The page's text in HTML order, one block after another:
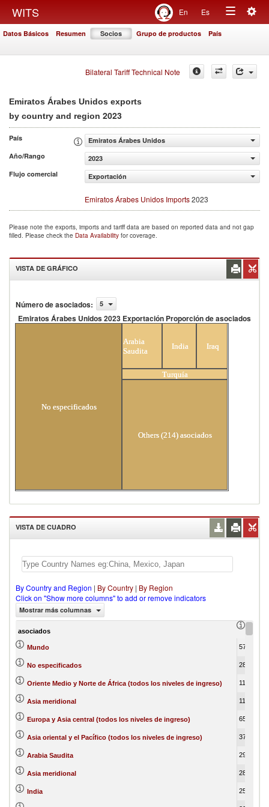
WITS En Es
Toggle
Datos Básicos Resumen Socios Grupo de productos País
Bilateral Tariff Technical Note
Emiratos Árabes Unidos exports
by country and region 2023
País
Emiratos Árabes Unidos
Año/Rango
2023
Flujo comercial
Exportación
Emiratos Árabes Unidos Imports2023
Please note the exports, imports and tariff data are based on reported data and not gap
filled. Please check the Data Availability for coverage.
VISTA DE GRÁFICO
Número de asociados: 5
Emiratos Árabes Unidos 2023 Exportación Proporción de asociados
No especificados
Arabia
Saudita
India Iraq
Turquía
Others (214) asociados
VISTA DE CUADRO
By Country and Region | By Country | By Region
Click on "Show more columns" to add or remove indicators
Mostrar más columnas
asociados
Mundo
No especificados
Oriente Medio y Norte de África (todos los niveles de ingreso)
Asia meridional
Europa y Asia central (todos los niveles de ingreso)
Asia oriental y el Pacífico (todos los niveles de ingreso)
Arabia Saudita
Asia meridional
India